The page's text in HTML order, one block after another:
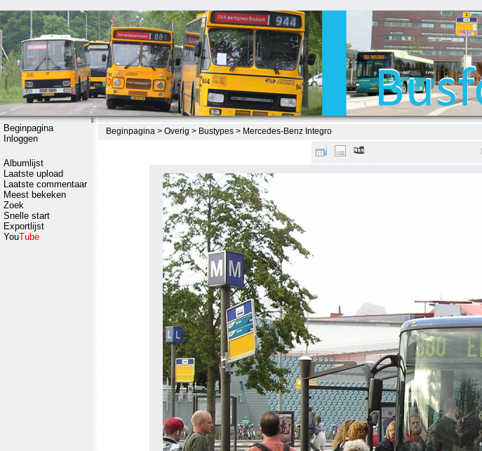
Beginpagina
Inloggen
Albumlijst
Laatste upload
Laatste commentaar
Meest bekeken
Zoek
Snelle start
Exportlijst
YouTube
Beginpagina > Overig > Bustypes > Mercedes-Benz Integro